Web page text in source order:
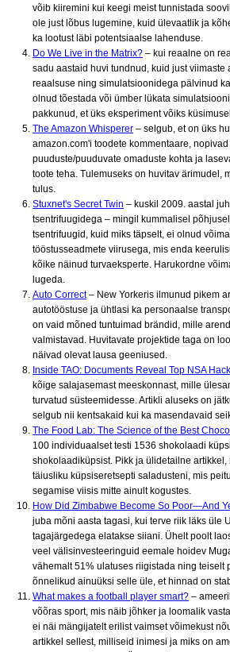
võib kiiremini kui keegi meist tunnistada
ole just lõbus lugemine, kuid ülevaatlik ja
ka lootust läbi potentsiaalse lahenduse.
Do We Live in the Matrix? – kui reaalne on
sadu aastaid huvi tundnud, kuid just
reaalsuse ning simulatsioonidega pälvinud
olnud tõestada või ümber lükata
pakkunud, et üks eksperiment võiks
The Amazon Whisperer – selgub, et on üks
amazon.com'i toodete kommentaare,
puuduste/puuduvate omaduste kohta ja
toote teha. Tulemuseks on huvitav ärimudel,
tulus.
Stuxnet's Secret Twin – kuskil 2009. aastal
tsentrifuugidega – mingil kummalisel
tsentrifuugid, kuid miks täpselt, ei olnud
tööstusseadmete viirusega, mis enda
kõike näinud turvaeksperte. Harukordne
lugeda.
Auto Correct– New Yorkeris ilmunud pikem
autotööstuse ja ühtlasi ka personaalse
on vaid mõned tuntuimad brändid, mille
valmistavad. Huvitavate projektide taga on
näivad olevat lausa geeniused.
Inside TAO: Documents Reveal Top NSA
kõige salajasemast meeskonnast, mille
turvatud süsteemidesse. Artikli aluseks on
selgub nii kentsakaid kui ka masendavaid
The Food Lab: The Science of the Best
100 individuaalset testi 1536 shokolaadi
shokolaadiküpsist. Pikk ja ülidetailne
täiusliku küpsiseretsepti saladusteni, mis
segamise viisis mitte ainult kogustes.
How Did Zimbabwe Become So Poor—And
juba mõni aasta tagasi, kui terve riik läks üle
tagajärgedega elatakse siiani. Ühelt poolt
veel välisinvesteeringuid eemale hoidev
vähemalt 51% ulatuses riigistada ning teiselt
õnnelikud ainuüksi selle üle, et hinnad on
What makes a football player smart? –
võõras sport, mis näib jõhker ja loomalik
ei näi mängijatelt erilist vaimset võimekust
artikkel sellest, milliseid inimesi ja miks on